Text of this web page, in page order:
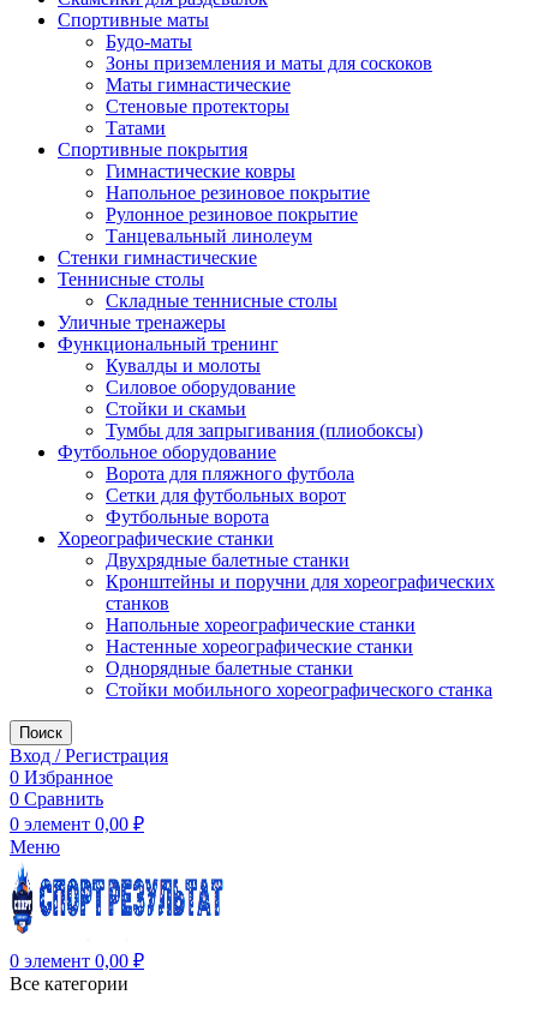
Спортивные маты
Будо-маты
Зоны приземления и маты для соскоков
Маты гимнастические
Стеновые протекторы
Татами
Спортивные покрытия
Гимнастические ковры
Напольное резиновое покрытие
Рулонное резиновое покрытие
Танцевальный линолеум
Стенки гимнастические
Теннисные столы
Складные теннисные столы
Уличные тренажеры
Функциональный тренинг
Кувалды и молоты
Силовое оборудование
Стойки и скамьи
Тумбы для запрыгивания (плиобоксы)
Футбольное оборудование
Ворота для пляжного футбола
Сетки для футбольных ворот
Футбольные ворота
Хореографические станки
Двухрядные балетные станки
Кронштейны и поручни для хореографических
станков
Напольные хореографические станки
Настенные хореографические станки
Однорядные балетные станки
Стойки мобильного хореографического станка
Поиск
Вход / Регистрация
0 Избранное
0 Сравнить
0 элемент 0,00 ₽
Меню
0 элемент 0,00 ₽
Все категории